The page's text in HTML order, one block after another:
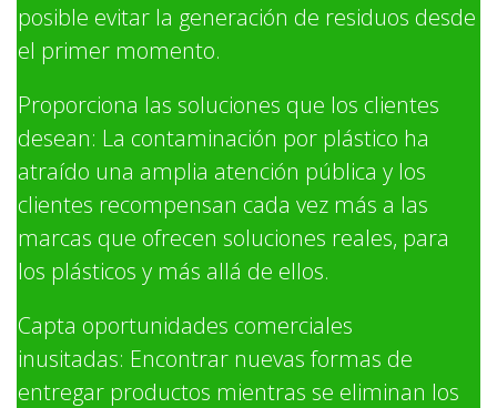
posible evitar la generación de residuos desde
el primer momento.
Proporciona las soluciones que los clientes
desean: La contaminación por plástico ha
atraído una amplia atención pública y los
clientes recompensan cada vez más a las
marcas que ofrecen soluciones reales, para
los plásticos y más allá de ellos.
Capta oportunidades comerciales
inusitadas: Encontrar nuevas formas de
entregar productos mientras se eliminan los